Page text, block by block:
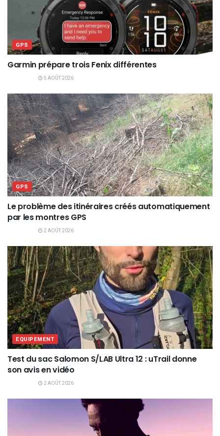
GPS
Garmin prépare trois Fenix différentes
5 AOÛT 2026
GPS
Le problème des itinéraires créés automatiquement
par les montres GPS
2 AOÛT 2026
EQUIPEMENT
Test du sac Salomon S/LAB Ultra 12 : uTrail donne
son avis en vidéo
2 AOÛT 2026